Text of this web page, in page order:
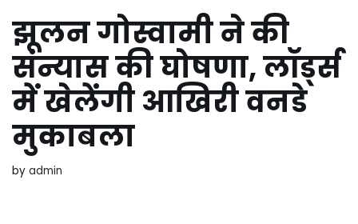
झूलन गोस्वामी ने की
संन्यास की घोषणा, लॉर्ड्स
में खेलेंगी आखिरी वनडे
मुकाबला
by admin